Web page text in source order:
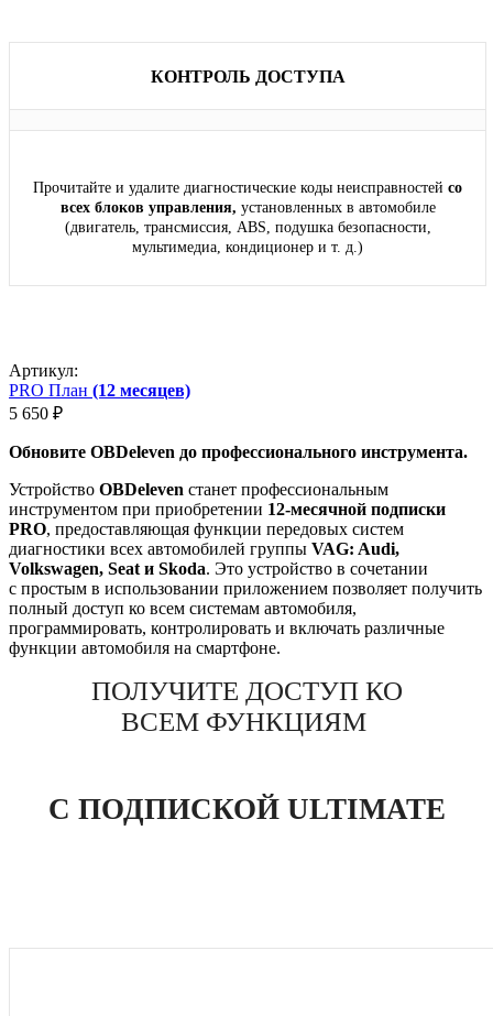
КОНТРОЛЬ ДОСТУПА
Прочитайте и удалите диагностические коды неисправностей со
всех блоков управления, установленных в автомобиле
(двигатель, трансмиссия, ABS, подушка безопасности,
мультимедиа, кондиционер и т. д.)
Артикул:
PRO План (12 месяцев)
5 650 ₽
Обновите OBDeleven до профессионального инструмента.
Устройство OBDeleven станет профессиональным
инструментом при приобретении 12‑месячной подписки
PRO, предоставляющая функции передовых систем
диагностики всех автомобилей группы VAG: Audi,
Volkswagen, Seat и Skoda. Это устройство в сочетании
с простым в использовании приложением позволяет получить
полный доступ ко всем системам автомобиля,
программировать, контролировать и включать различные
функции автомобиля на смартфоне.
ПОЛУЧИТЕ ДОСТУП КО
ВСЕМ ФУНКЦИЯМ
С ПОДПИСКОЙ ULTIMATE